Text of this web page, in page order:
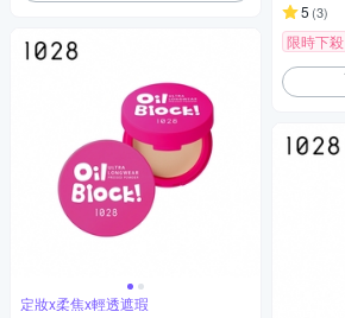
定妝x柔焦x輕透遮瑕
5 (3)
限時下殺